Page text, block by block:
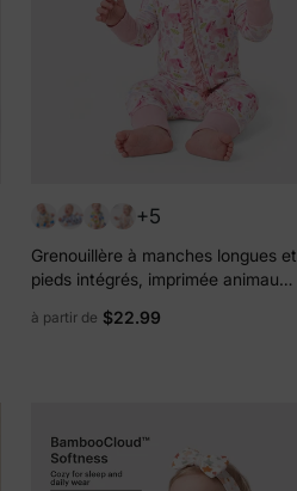
+5
Grenouillère à manches longues et
pieds intégrés, imprimée animaux,
éclair double sens, antidérapante
à partir de $22.99